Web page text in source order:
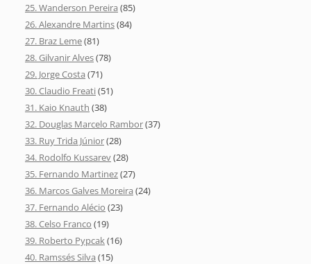
25. Wanderson Pereira (85)
26. Alexandre Martins(84)
27. Braz Leme(81)
28. Gilvanir Alves(78)
29. Jorge Costa (71)
30. Claudio Freati(51)
31. Kaio Knauth (38)
32. Douglas Marcelo Rambor(37)
33. Ruy Trida Júnior(28)
34. Rodolfo Kussarev(28)
35. Fernando Martinez(27)
36. Marcos Galves Moreira (24)
37. Fernando Alécio (23)
38. Celso Franco (19)
39. Roberto Pypcak(16)
40. Ramssés Silva (15)